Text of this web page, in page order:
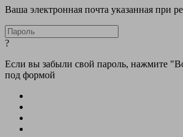
Ваша электронная почта указанная при
?
Если вы забыли свой пароль, нажмите
под формой